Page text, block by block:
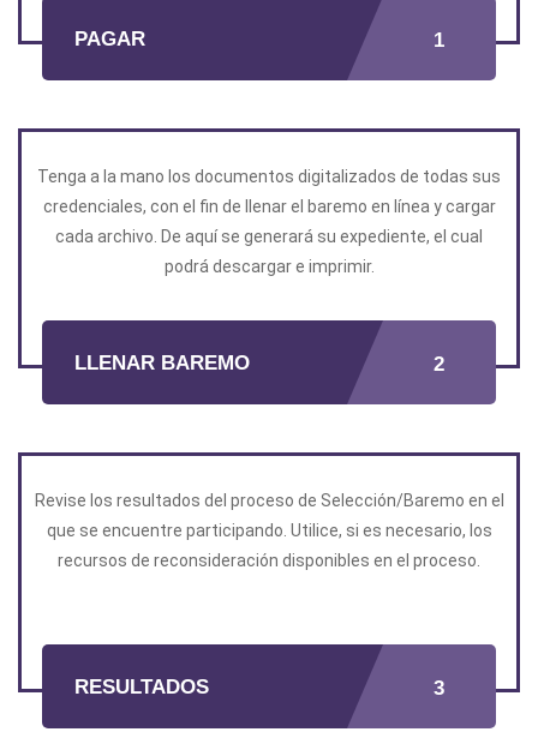
PAGAR 1
Tenga a la mano los documentos digitalizados de todas sus
credenciales, con el fin de llenar el baremo en línea y cargar
cada archivo. De aquí se generará su expediente, el cual
podrá descargar e imprimir.
LLENAR BAREMO 2
Revise los resultados del proceso de Selección/Baremo en el
que se encuentre participando. Utilice, si es necesario, los
recursos de reconsideración disponibles en el proceso.
RESULTADOS 3